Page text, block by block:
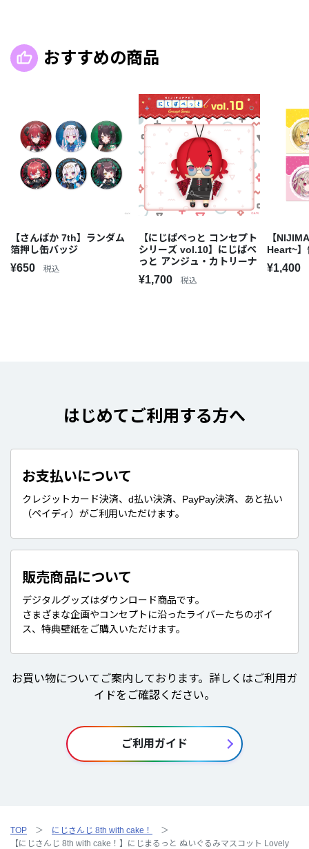
おすすめの商品
【さんばか 7th】ランダム
箔押し缶バッジ
¥650 税込
【にじぱぺっと コンセプト
シリーズ vol.10】にじぱぺ
っと アンジュ・カトリーナ
¥1,700 税込
【
Heart~
¥1,400
はじめてご利用する方へ
お支払いについて
クレジットカード決済、d払い決済、PayPay決済、あと払い
（ペイディ）がご利用いただけます。
販売商品について
デジタルグッズはダウンロード商品です。
さまざまな企画やコンセプトに沿ったライバーたちのボイ
ス、特典壁紙をご購入いただけます。
お買い物についてご案内しております。詳しくはご利用ガ
イドをご確認ください。
ご利用ガイド
TOP
にじさんじ 8th with cake！
【にじさんじ 8th with cake！】にじまるっと ぬいぐるみマスコット Lovely